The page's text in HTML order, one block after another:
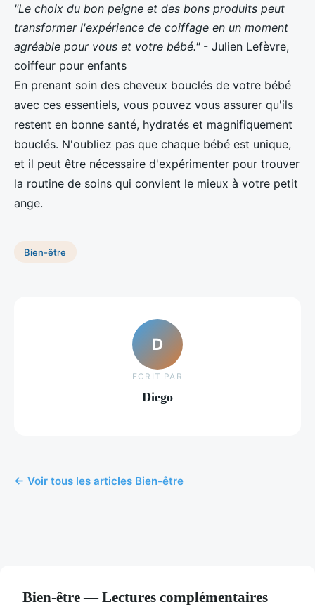
"Le choix du bon peigne et des bons produits peut
transformer l'expérience de coiffage en un moment
agréable pour vous et votre bébé."- Julien Lefèvre,
coiffeur pour enfants
En prenant soin des cheveux bouclés de votre bébé
avec ces essentiels, vous pouvez vous assurer qu'ils
restent en bonne santé, hydratés et magnifiquement
bouclés. N'oubliez pas que chaque bébé est unique,
et il peut être nécessaire d'expérimenter pour trouver
la routine de soins qui convient le mieux à votre petit
ange.
Bien-être
D
ECRIT PAR
Diego
← Voir tous les articles Bien-être
Bien-être — Lectures complémentaires